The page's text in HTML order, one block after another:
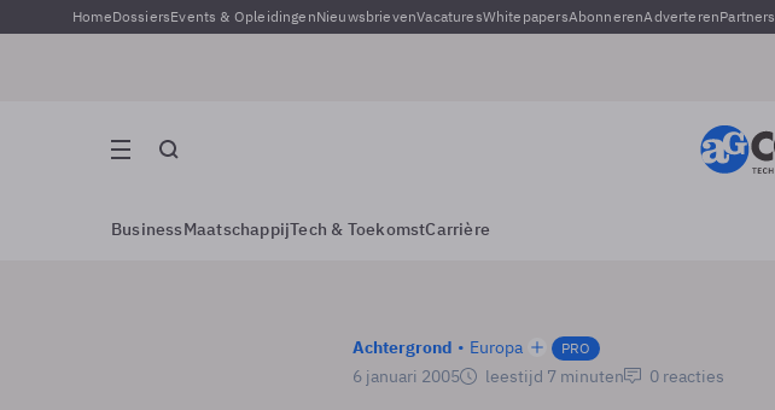
HomeDossiersEvents & OpleidingenNieuwsbrievenVacaturesWhitepapersAbonnerenAdverterenPartners
BusinessMaatschappijTech & ToekomstCarrière
Achtergrond Europa PRO
6 januari 2005 leestijd 7 minuten 0 reacties